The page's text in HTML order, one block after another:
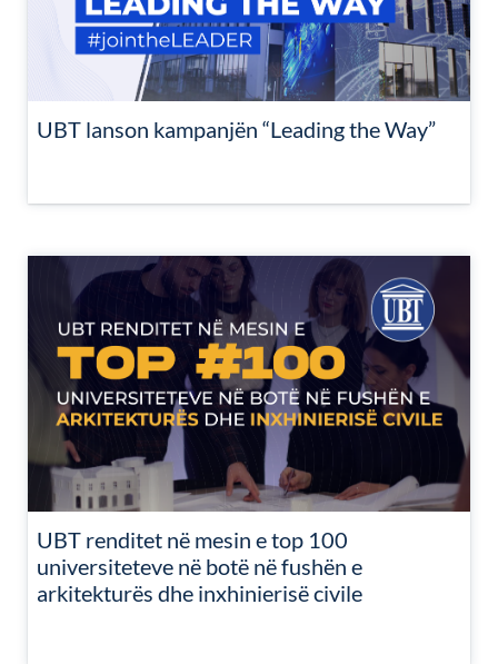
UBT lanson kampanjën “Leading the Way”
UBT renditet në mesin e top 100
universiteteve në botë në fushën e
arkitekturës dhe inxhinierisë civile